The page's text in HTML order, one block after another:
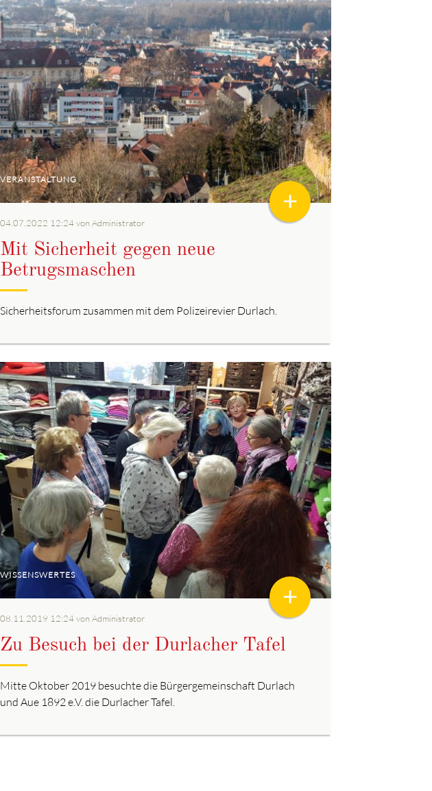
VERANSTALTUNG
04.07.2022 12:24von Administrator
Mit Sicherheit gegen neue
Betrugsmaschen
Sicherheitsforum zusammen mit dem Polizeirevier Durlach.
+
WISSENSWERTES
08.11.2019 12:24von Administrator
Zu Besuch bei der Durlacher Tafel
Mitte Oktober 2019 besuchte die Bürgergemeinschaft Durlach
und Aue 1892 e.V. die Durlacher Tafel.
+